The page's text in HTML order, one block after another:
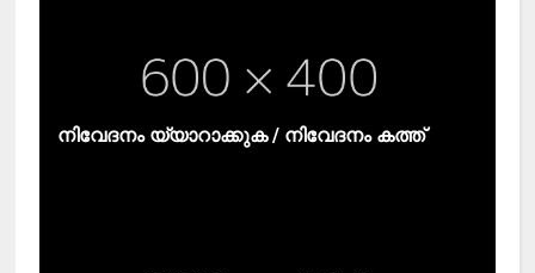
നിവേദനം യ്യാറാക്കുക / നിവേദനം കത്ത്